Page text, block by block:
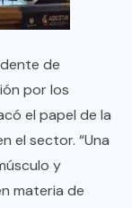
de
por los
el papel de la
el sector. “Una
y
materia de